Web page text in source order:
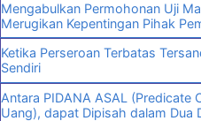
Mengabulkan Permohonan Uji
Merugikan Kepentingan Pihak
Ketika Perseroan Terbatas
Sendiri
Antara PIDANA ASAL (Predicate
Uang), dapat Dipisah dalam Dua